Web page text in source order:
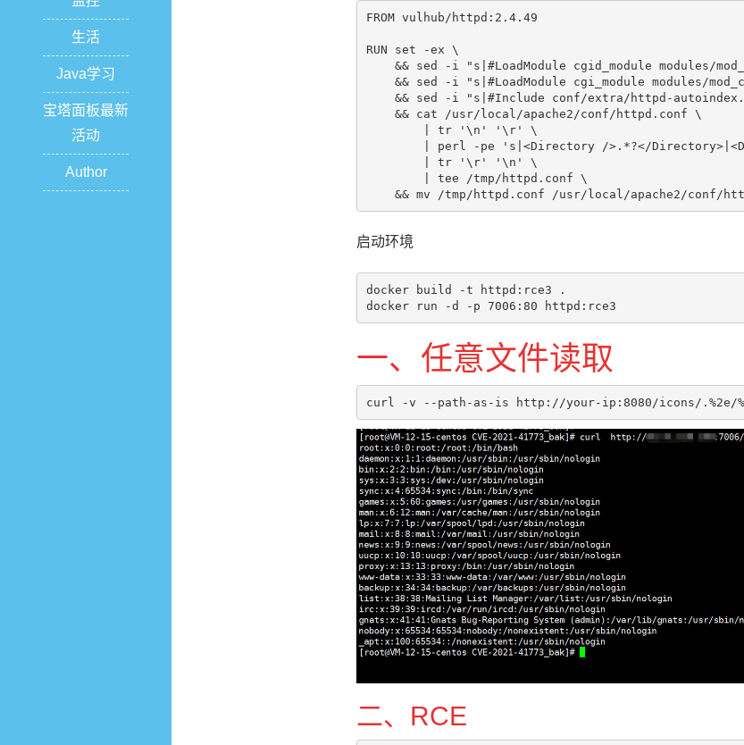
生活
Java学习
宝塔面板最新
活动
Author
FROM vulhub/httpd:2.4.49
RUN set -ex \
&& sed -i "s|#LoadModule cgid_module modules/
&& sed -i "s|#LoadModule cgi_module modules/
&& sed -i "s|#Include conf/extra/httpd-
    && cat /usr/local/apache2/conf/httpd.conf \
        | tr '\n' '\r' \
| perl -pe 's|<Directory />.*?</
        | tr '\r' '\n' \
        | tee /tmp/httpd.conf \
&& mv /tmp/httpd.conf /usr/local/apache2/conf/
启动环境
docker build -t httpd:rce3 .
docker run -d -p 7006:80 httpd:rce3
一、任意文件读取
二、RCE